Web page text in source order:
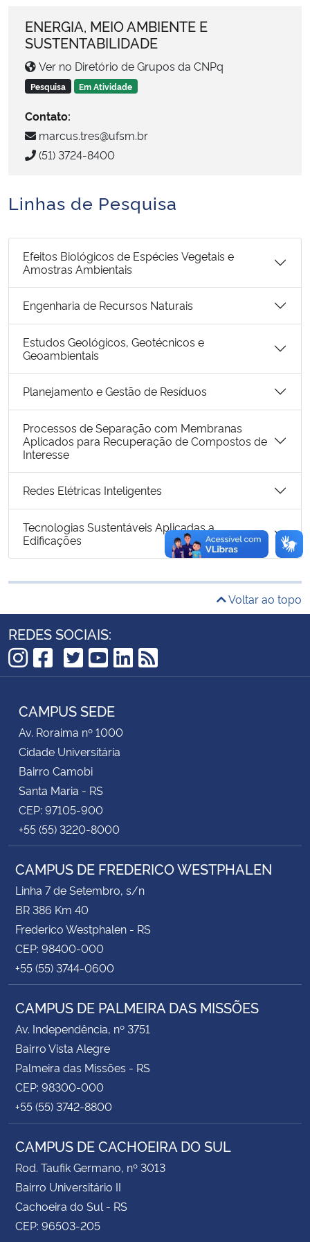
Ministério da Saúde
Ministério de Minas e Energia
Ministério da Ciência, Tecnologia, Inovações e Comunicações
Ministério do Meio Ambiente
Ministério do Turismo
Controladoria-Geral da União
Ministério da Mulher, da Família e dos Direitos Humanos
Secretaria-Geral
Advocacia-Geral da União
Banco Central do Brasil
Planalto
ENERGIA, MEIO AMBIENTE E
SUSTENTABILIDADE
Ver no Diretório de Grupos da CNPq
Pesquisa Em Atividade
Contato:
marcus.tres@ufsm.br
(51) 3724-8400
Linhas de Pesquisa
Efeitos Biológicos de Espécies Vegetais e
Amostras Ambientais
Engenharia de Recursos Naturais
Estudos Geológicos, Geotécnicos e
Geoambientais
Planejamento e Gestão de Resíduos
Processos de Separação com Membranas
Aplicados para Recuperação de Compostos de
Interesse
Redes Elétricas Inteligentes
Tecnologias Sustentáveis Aplicadas a
Edificações
Voltar ao topo
REDES SOCIAIS:
Instagram
Facebook
TikTok
Twitter
YouTube
LinkedIn
RSS
CAMPUS SEDE
Av. Roraima nº 1000
Cidade Universitária
Bairro Camobi
Santa Maria - RS
CEP: 97105-900
+55 (55) 3220-8000
CAMPUS DE FREDERICO WESTPHALEN
Linha 7 de Setembro, s/n
BR 386 Km 40
Frederico Westphalen - RS
CEP: 98400-000
+55 (55) 3744-0600
CAMPUS DE PALMEIRA DAS MISSÕES
Av. Independência, nº 3751
Bairro Vista Alegre
Palmeira das Missões - RS
CEP: 98300-000
+55 (55) 3742-8800
CAMPUS DE CACHOEIRA DO SUL
Rod. Taufik Germano, nº 3013
Bairro Universitário II
Cachoeira do Sul - RS
CEP: 96503-205